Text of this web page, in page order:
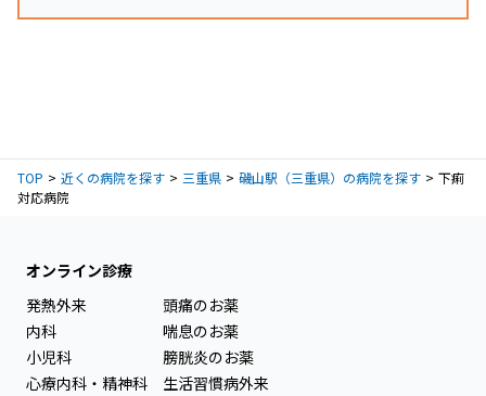
TOP 近くの病院を探す 三重県 磯山駅（三重県）の病院を探す
下痢
対応病院
オンライン診療
発熱外来
内科
小児科
心療内科・精神科
頭痛のお薬
喘息のお薬
膀胱炎のお薬
生活習慣病外来